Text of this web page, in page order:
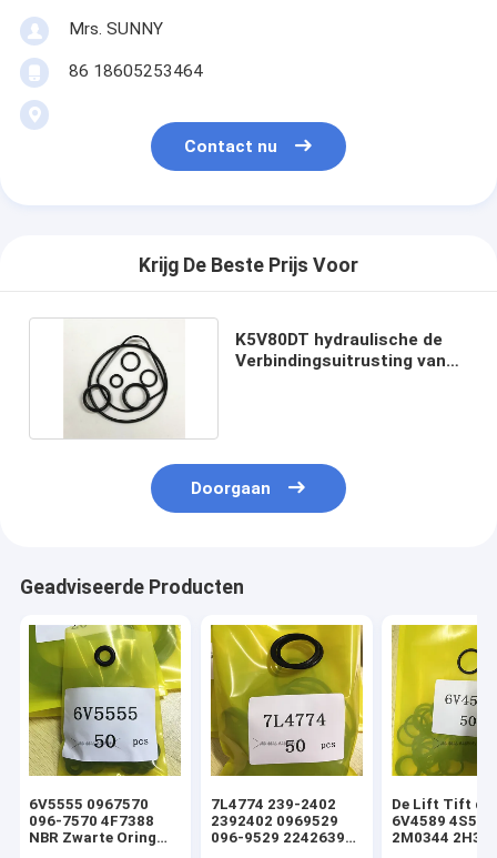
Mrs. SUNNY
86 18605253464
Contact nu
Krijg De Beste Prijs Voor
K5V80DT hydraulische de
Verbindingsuitrusting van
Doorgaan
Geadviseerde Producten
6V5555 0967570
096-7570 4F7388
NBR Zwarte Oring
7L4774 239-2402
2392402 0969529
096-9529 2242639
De Lift Tift die
6V4589
2M0344